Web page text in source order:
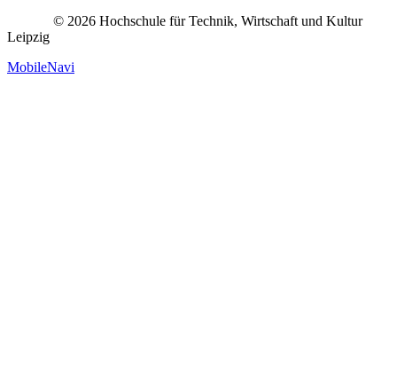
© 2026 Hochschule für Technik, Wirtschaft und Kultur
Leipzig
MobileNavi